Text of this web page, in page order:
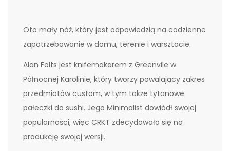
Oto mały nóż, który jest odpowiedzią na codzienne
zapotrzebowanie w domu, terenie i warsztacie.
Alan Folts jest knifemakarem z Greenvile w
Północnej Karolinie, który tworzy powalający zakres
przedmiotów custom, w tym także tytanowe
pałeczki do sushi. Jego Minimalist dowiódł swojej
popularności, więc CRKT zdecydowało się na
produkcję swojej wersji.